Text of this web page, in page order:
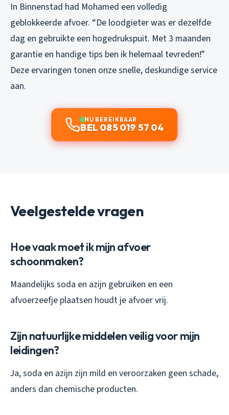
In Binnenstad had Mohamed een volledig
geblokkeerde afvoer. “De loodgieter was er dezelfde
dag en gebruikte een hogedrukspuit. Met 3 maanden
garantie en handige tips ben ik helemaal tevreden!”
Deze ervaringen tonen onze snelle, deskundige service
aan.
NU BEREIKBAAR
BEL 085 019 57 04
Veelgestelde vragen
Hoe vaak moet ik mijn afvoer
schoonmaken?
Maandelijks soda en azijn gebruiken en een
afvoerzeefje plaatsen houdt je afvoer vrij.
Zijn natuurlijke middelen veilig voor mijn
leidingen?
Ja, soda en azijn zijn mild en veroorzaken geen schade,
anders dan chemische producten.